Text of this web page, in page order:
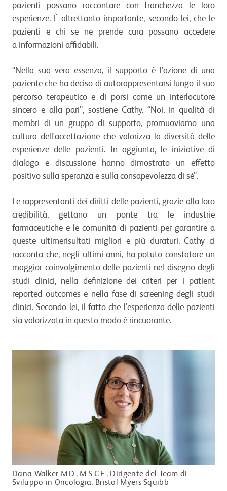
pazienti possano raccontare con franchezza le loro
esperienze. È altrettanto importante, secondo lei, che le
pazienti e chi se ne prende cura possano accedere
a informazioni affidabili.
“Nella sua vera essenza, il supporto è l’azione di una
paziente che ha deciso di autorappresentarsi lungo il suo
percorso terapeutico e di porsi come un interlocutore
sincero e alla pari”, sostiene Cathy. “Noi, in qualità di
membri di un gruppo di supporto, promuoviamo una
cultura dell'accettazione che valorizza la diversità delle
esperienze delle pazienti. In aggiunta, le iniziative di
dialogo e discussione hanno dimostrato un effetto
positivo sulla speranza e sulla consapevolezza di sé”.
Le rappresentanti dei diritti delle pazienti, grazie alla loro
credibilità, gettano un ponte tra le industrie
farmaceutiche e le comunità di pazienti per garantire a
queste ultimerisultati migliori e più duraturi. Cathy ci
racconta che, negli ultimi anni, ha potuto constatare un
maggior coinvolgimento delle pazienti nel disegno degli
studi clinici, nella definizione dei criteri per i patient
reported outcomes e nella fase di screening degli studi
clinici. Secondo lei, il fatto che l’esperienza delle pazienti
sia valorizzata in questo modo è rincuorante.
Dana Walker M.D., M.S.C.E., Dirigente del Team di
Sviluppo in Oncologia, Bristol Myers Squibb